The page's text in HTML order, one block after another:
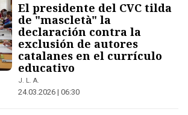
El presidente del CVC tilda
de "mascletà" la
declaración contra la
exclusión de autores
catalanes en el currículo
educativo
J. L. A.
24.03.2026 | 06:30